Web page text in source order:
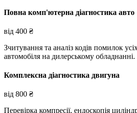
Повна комп'ютерна діагностика авто
від 400 ₴
Зчитування та аналіз кодів помилок
автомобіля на дилерському обладнанні.
Комплексна діагностика двигуна
від 800 ₴
Перевірка компресії, ендоскопія